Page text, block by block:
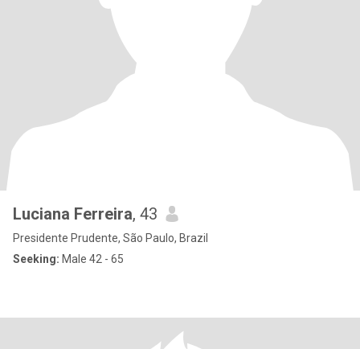
Luciana Ferreira, 43
Presidente Prudente, São Paulo, Brazil
Seeking: Male 42 - 65